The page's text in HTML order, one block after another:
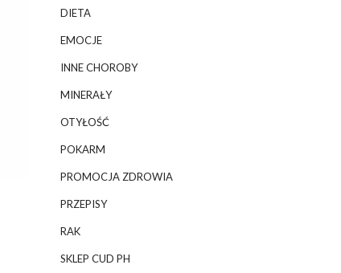
DIETA
EMOCJE
INNE CHOROBY
MINERAŁY
OTYŁOŚĆ
POKARM
PROMOCJA ZDROWIA
PRZEPISY
RAK
SKLEP CUD PH